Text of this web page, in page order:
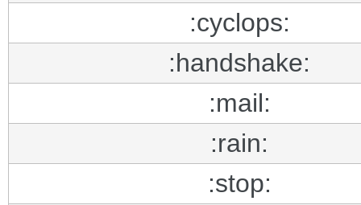
:cyclops:
:handshake:
:mail:
:rain:
:stop: